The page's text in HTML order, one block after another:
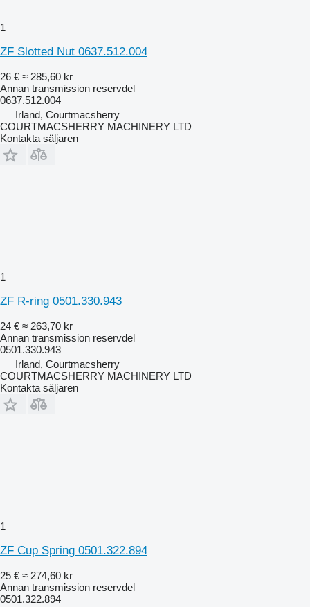
1
ZF Slotted Nut 0637.512.004
26 € ≈ 285,60 kr
Annan transmission reservdel
0637.512.004
Irland, Courtmacsherry
COURTMACSHERRY MACHINERY LTD
Kontakta säljaren
1
ZF R-ring 0501.330.943
24 € ≈ 263,70 kr
Annan transmission reservdel
0501.330.943
Irland, Courtmacsherry
COURTMACSHERRY MACHINERY LTD
Kontakta säljaren
1
ZF Cup Spring 0501.322.894
25 € ≈ 274,60 kr
Annan transmission reservdel
0501.322.894